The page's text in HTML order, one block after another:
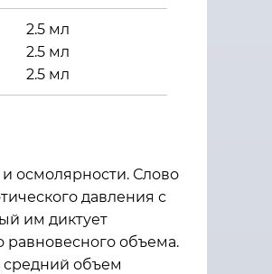
2.5 мл
2.5 мл
2.5 мл
осмолярности. Слово
давления с
им диктует
равновесного объема.
средний объем